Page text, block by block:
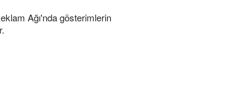
Ağı'nda gösterimlerin